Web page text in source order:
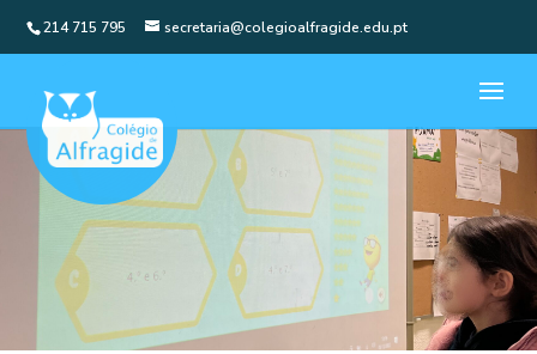
214 715 795 secretaria@colegioalfragide.edu.pt